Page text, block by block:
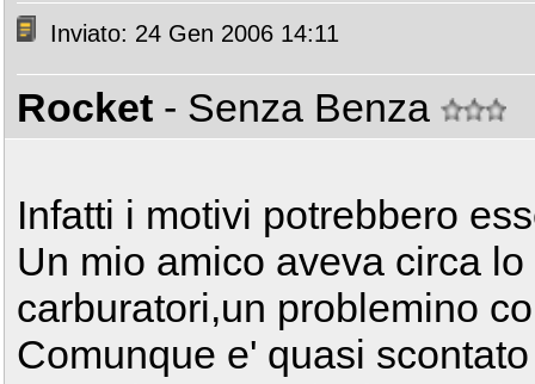
Inviato: 24 Gen 2006 14:11
Rocket - Senza Benza
Infatti i motivi potrebbero
Un mio amico aveva circa
carburatori,un problemino
Comunque e' quasi